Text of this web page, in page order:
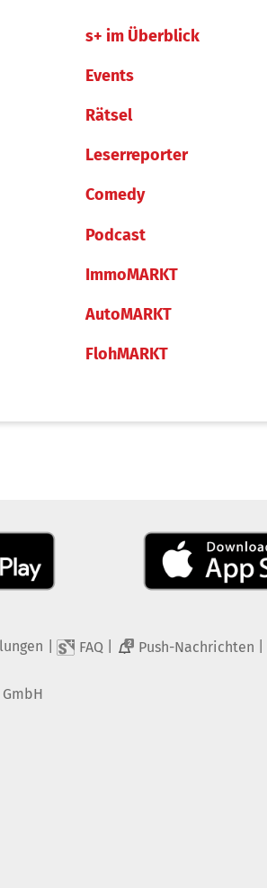
s+ im Überblick
Events
Rätsel
Leserreporter
Comedy
Podcast
ImmoMARKT
AutoMARKT
FlohMARKT
FAQ 2 Push-Nachrichten